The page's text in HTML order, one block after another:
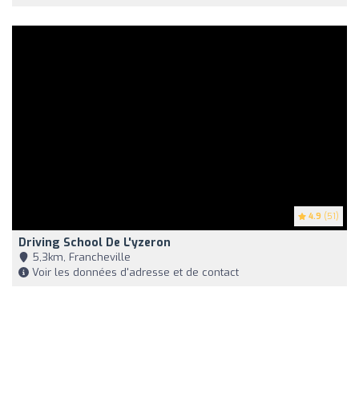
4.9 (51)
Driving School De L'yzeron
5,3km, Francheville
Voir les données d'adresse et de contact